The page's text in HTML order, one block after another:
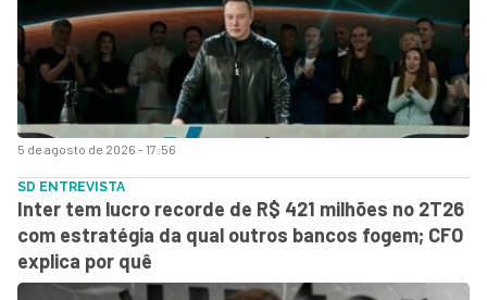
5 de agosto de 2026 - 17:56
SD ENTREVISTA
Inter tem lucro recorde de R$ 421 milhões no 2T26
com estratégia da qual outros bancos fogem; CFO
explica por quê